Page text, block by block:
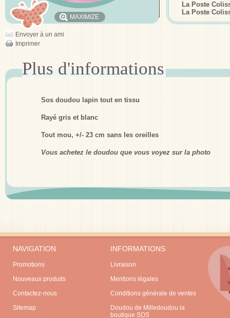
MAXIMIZE
Envoyer à un ami
Imprimer
La Poste
La Poste
Sos doudou lapin tout en tissu
Rayé gris et blanc
Tout mou, +/- 23 cm sans les oreilles
Vous achetez le doudou que vous voyez sur la photo
NAVIGATION
Promotions
Nouveaux produits
Contactez-nous
Sitemap
INFORMATIONS
Livraison
Mentions légales
Conditions générale de ventes
Doudou de Milledoudou la
boutique SOS